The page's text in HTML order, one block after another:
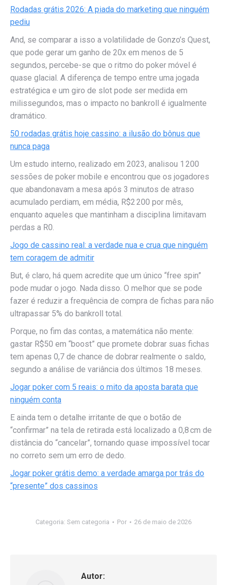
Rodadas grátis 2026: A piada do marketing que ninguém
pediu
And, se comparar a isso a volatilidade de Gonzo’s Quest,
que pode gerar um ganho de 20x em menos de 5
segundos, percebe-se que o ritmo do poker móvel é
quase glacial. A diferença de tempo entre uma jogada
estratégica e um giro de slot pode ser medida em
milissegundos, mas o impacto no bankroll é igualmente
dramático.
50 rodadas grátis hoje cassino: a ilusão do bônus que
nunca paga
Um estudo interno, realizado em 2023, analisou 1 200
sessões de poker mobile e encontrou que os jogadores
que abandonavam a mesa após 3 minutos de atraso
acumulado perdiam, em média, R$2 200 por mês,
enquanto aqueles que mantinham a disciplina limitavam
perdas a R0.
Jogo de cassino real: a verdade nua e crua que ninguém
tem coragem de admitir
But, é claro, há quem acredite que um único “free spin”
pode mudar o jogo. Nada disso. O melhor que se pode
fazer é reduzir a frequência de compra de fichas para não
ultrapassar 5% do bankroll total.
Porque, no fim das contas, a matemática não mente:
gastar R$50 em “boost” que promete dobrar suas fichas
tem apenas 0,7 de chance de dobrar realmente o saldo,
segundo a análise de variância dos últimos 18 meses.
Jogar poker com 5 reais: o mito da aposta barata que
ninguém conta
E ainda tem o detalhe irritante de que o botão de
“confirmar” na tela de retirada está localizado a 0,8 cm de
distância do “cancelar”, tornando quase impossível tocar
no correto sem um erro de dedo.
Jogar poker grátis demo: a verdade amarga por trás do
“presente” dos cassinos
Categoria: Sem categoria Por 26 de maio de 2026
Autor: